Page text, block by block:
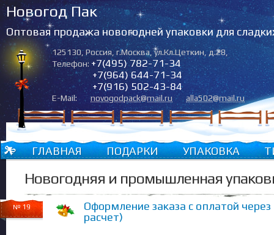
Новогод Пак
Оптовая продажа новогодней упаковки для
125130,Россия,г.Москва,ул.Кл.Цеткин, д.28
Телефон: +7(495) 782-71-34
+7(964) 644-71-34
+7(916) 502-43-84
E-Mail: novogodpack@mail.ru alla502@mail.ru
ГЛАВНАЯ ПОДАРКИ УПАКОВКА
Новогодняя и промышленная
№ 19
Оформление заказа с оплатой
расчет)